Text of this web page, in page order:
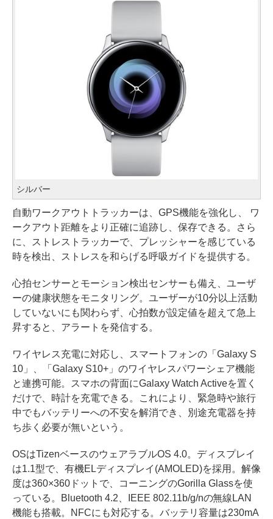
シルバー
自動ワークアウトトラッカーは、GPS機能を強化し、 ワ
ークアウト距離をより正確に追跡し、保存できる。さら
に、ストレストラッカーで、プレッシャーを感じている
時を検出、ストレスを和らげる呼吸ガイドを提供する。
心拍センサーとモーション検出センサーも備え、ユーザ
ーの健康状態をモニタリング。ユーザーが10分以上活動
していないにも関わらず、心拍数が設定値を超えて急上
昇すると、アラートを発信する。
ワイヤレス充電に対応し、スマートフォンの「Galaxy S
10」、「Galaxy S10+」のワイヤレスパワーシェア機能
と連携可能。スマホの背面にGalaxy Watch Activeを置く
だけで、時計を充電できる。これにより、緊急時や旅行
中でもバッテリーへの不安を解消でき、別途充電器を持
ち歩く必要が無いという。
OSはTizenベースのウェアラブルOS 4.0。ディスプレイ
は1.1型で、有機ELディスプレイ(AMOLED)を採用。解像
度は360×360ドットで、コーニングのGorilla Glassを使
っている。Bluetooth 4.2、IEEE 802.11b/g/nの無線LAN
機能も搭載。NFCにも対応する。バッテリ容量は230mA